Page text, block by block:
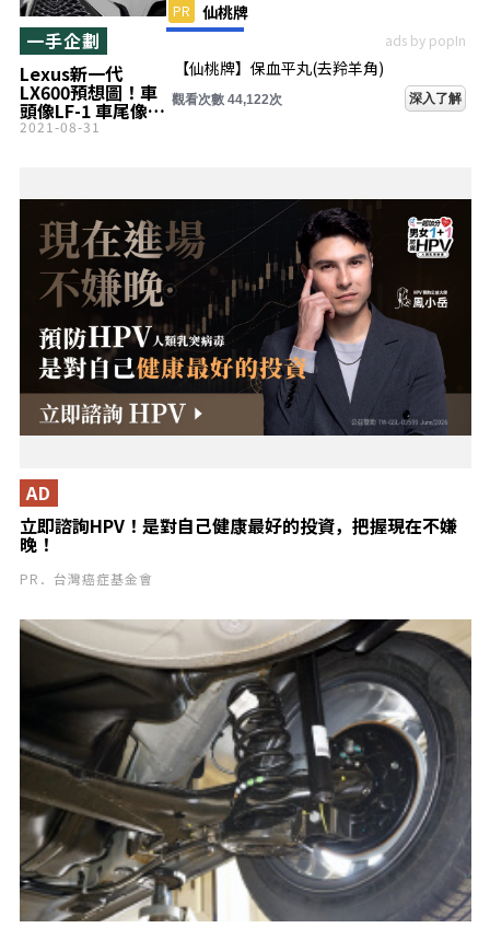
Lexus新一代
LX600預想圖！車
頭像LF-1 車尾像
NX
一手企劃
2021-08-31
PR 仙桃牌
ads by popIn
【仙桃牌】保血平丸(去羚羊角)
觀看次數 44,122次 深入了解
立即諮詢HPV！是對自己健康最好的投資，把握現在不嫌
晚！
AD
PR．台灣癌症基金會